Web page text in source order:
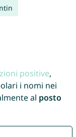
positive,
i nomi nei
al posto